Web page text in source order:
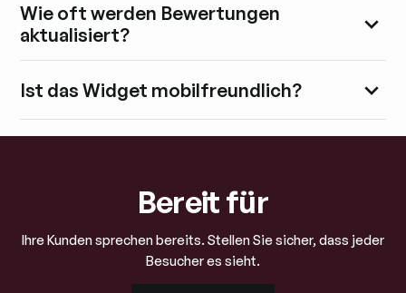
Wie oft werden Bewertungen
aktualisiert?
Ist das Widget mobilfreundlich?
Bereit für
Ihre Kunden sprechen bereits. Stellen Sie sicher, dass jeder
Besucher es sieht.